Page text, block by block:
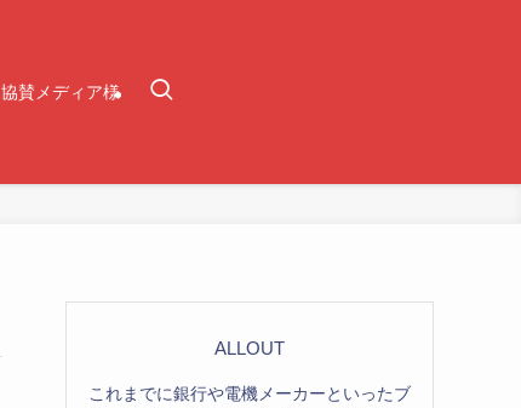
協賛メディア様
ALLOUT
これまでに銀行や電機メーカーといったブ